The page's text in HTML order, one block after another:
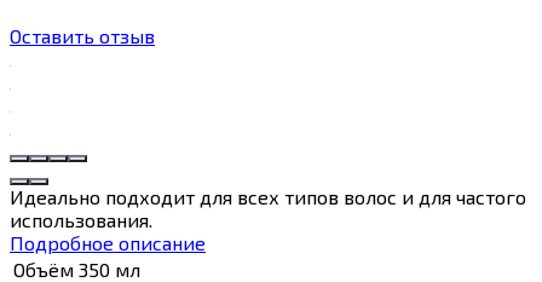
Оставить отзыв
Идеально подходит для всех типов волос и для частого
использования.
Подробное описание
Объём 350 мл